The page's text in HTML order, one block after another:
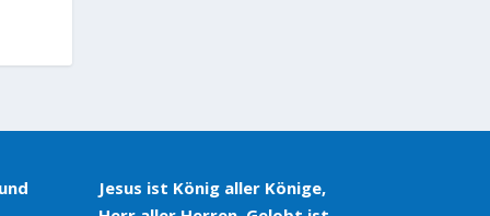
Jesus ist König aller Könige,